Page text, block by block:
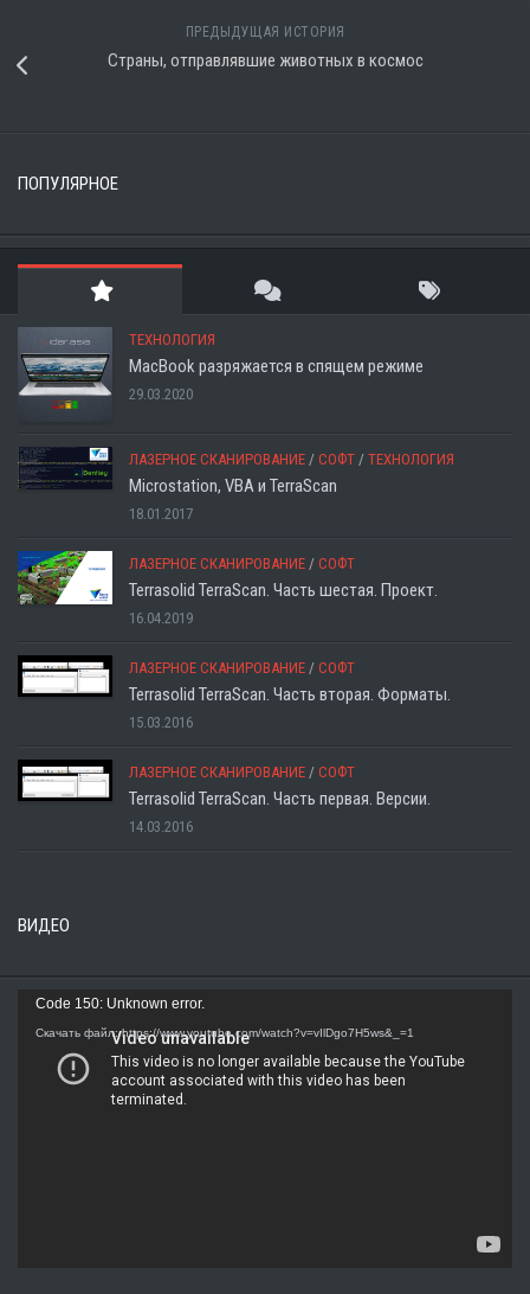
ПРЕДЫДУЩАЯ ИСТОРИЯ
Страны, отправлявшие животных в космос
ПОПУЛЯРНОЕ
ТЕХНОЛОГИЯ
MacBook разряжается в спящем режиме
29.03.2020
ЛАЗЕРНОЕ СКАНИРОВАНИЕ / СОФТ / ТЕХНОЛОГИЯ
Microstation, VBA и TerraScan
18.01.2017
ЛАЗЕРНОЕ СКАНИРОВАНИЕ / СОФТ
Terrasolid TerraScan. Часть шестая. Проект.
16.04.2019
ЛАЗЕРНОЕ СКАНИРОВАНИЕ / СОФТ
Terrasolid TerraScan. Часть вторая. Форматы.
15.03.2016
ЛАЗЕРНОЕ СКАНИРОВАНИЕ / СОФТ
Terrasolid TerraScan. Часть первая. Версии.
14.03.2016
ВИДЕО
Видеоплеер
Code 150: Unknown error.
Скачать файл: https://www.youtube.com/watch?v=vIlDgo7H5ws&_=1